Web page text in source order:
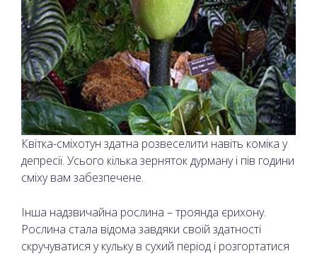
Квітка-сміхотун здатна розвеселити навіть коміка у
депресії. Усього кілька зерняток дурману і пів години
сміху вам забезпечене.
Інша надзвичайна рослина – троянда єрихону.
Рослина стала відома завдяки своїй здатності
скручуватися у кульку в сухий період і розгортатися